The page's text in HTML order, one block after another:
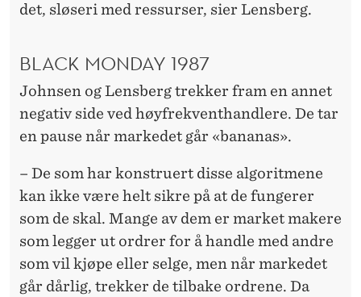
det, sløseri med ressurser, sier Lensberg.
BLACK MONDAY 1987
Johnsen og Lensberg trekker fram en annet
negativ side ved høyfrekventhandlere. De tar
en pause når markedet går «bananas».
– De som har konstruert disse algoritmene
kan ikke være helt sikre på at de fungerer
som de skal. Mange av dem er market makere
som legger ut ordrer for å handle med andre
som vil kjøpe eller selge, men når markedet
går dårlig, trekker de tilbake ordrene. Da